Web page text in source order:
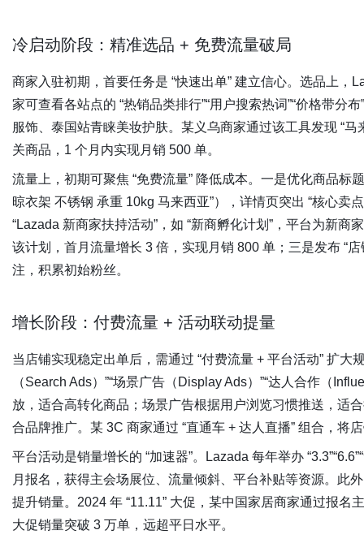
冷启动阶段：精准选品 + 免费流量破局
商家入驻初期，首要任务是 “快速出单” 建立信心。选品上，
家可查看各站点的 “热销品类排行”“用户搜索热词”“价格带分
服饰、泰国站青睐美妆护肤。某义乌商家通过该工具发现 “
关商品，1 个月内实现月销 500 单。
流量上，初期可聚焦 “免费流量” 降低成本。一是优化商品标
晾衣架 不锈钢 承重 10kg 马来西亚”），详情页突出 “核心卖
“Lazada 新商家扶持活动”，如 “新商孵化计划”，平台为新
该计划，首月流量增长 3 倍，实现月销 800 单；三是发布 “
注，积累初始粉丝。
增长阶段：付费流量 + 活动联动提量
当店铺实现稳定出单后，需通过 “付费流量 + 平台活动” 扩大
（Search Ads）”“场景广告（Display Ads）”“达人合作（
放，适合高转化商品；场景广告根据用户浏览习惯推送，适
合品牌推广。某 3C 商家通过 “直通车 + 达人直播” 组合，将
平台活动是销量增长的 “加速器”。Lazada 每年举办
月报名，获得主会场展位、流量倾斜、平台补贴等资源。此
提升销量。2024 年 “11.11” 大促，某中国家居商家通过报名
大促销量突破 3 万单，远超平日水平。